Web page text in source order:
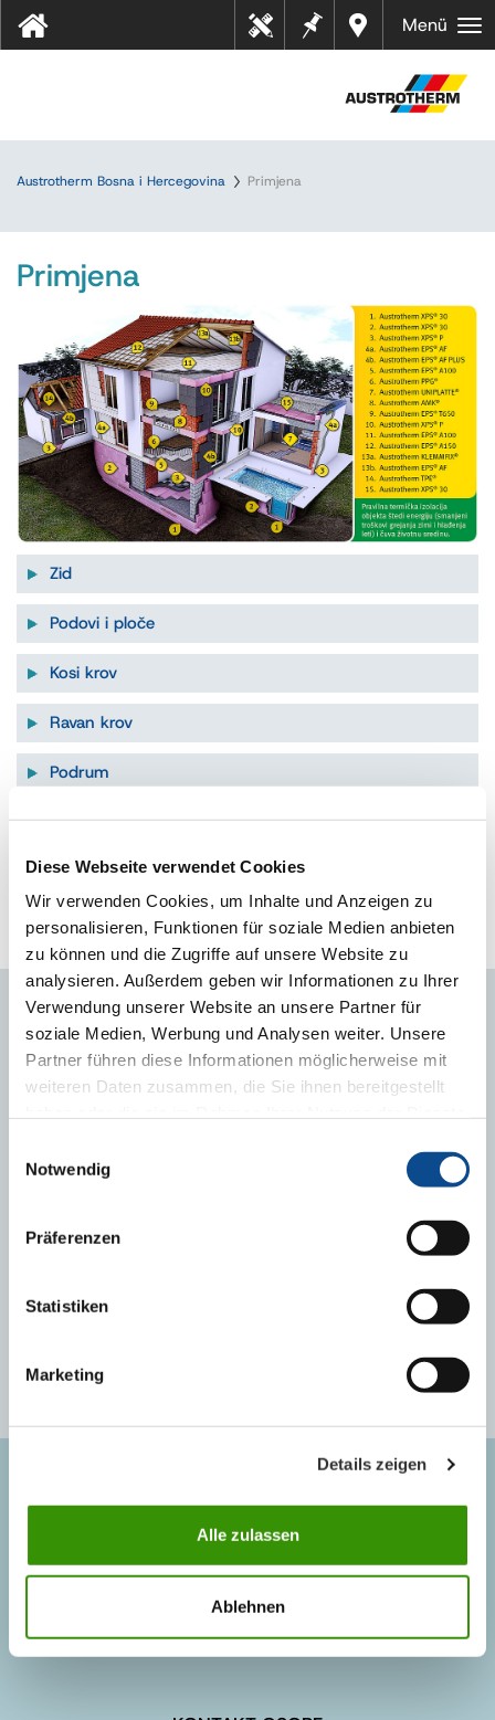
Diese Webseite verwendet Cookies
Wir verwenden Cookies, um Inhalte und Anzeigen zu
personalisieren, Funktionen für soziale Medien anbieten
zu können und die Zugriffe auf unsere Website zu
analysieren. Außerdem geben wir Informationen zu Ihrer
Verwendung unserer Website an unsere Partner für
soziale Medien, Werbung und Analysen weiter. Unsere
Partner führen diese Informationen möglicherweise mit
weiteren Daten zusammen, die Sie ihnen bereitgestellt
Notwendig
Präferenzen
Statistiken
Marketing
Details zeigen
Alle zulassen
Ablehnen
Dealer
s near
Bilješk
Tehn
ički
Menü
Austrotherm Bosna i Hercegovina Primjena
Primjena
Zid
Podovi i ploče
Kosi krov
Ravan krov
Podrum
Potkrovlje
Završni radovi
Industrija
MARKETING I TEHNIČKA PODRŠKA
Denis Malagić, dipl.inž.arh.
marketinško - tehnička podrška
AUSTROTHERM BH D.O.O.
info@austrotherm.ba